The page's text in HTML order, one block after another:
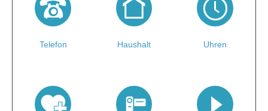
Telefon Haushalt Uhren